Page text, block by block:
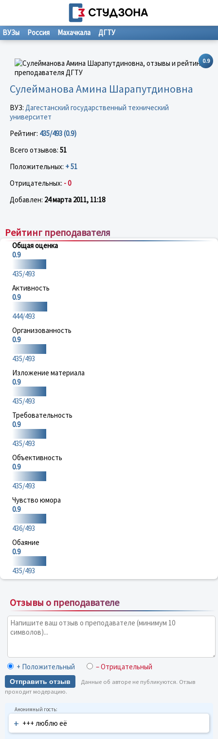
ВУЗы Россия Махачкала ДГТУ
0.9
Сулейманова Амина Шарапутдиновна
ВУЗ: Дагестанский государственный технический
университет
Рейтинг: 435/493 (0.9)
Всего отзывов: 51
Положительных: + 51
Отрицательных: - 0
Добавлен: 24 марта 2011, 11:18
Рейтинг преподавателя
Общая оценка
0.9
435/493
Активность
0.9
444/493
Организованность
0.9
435/493
Изложение материала
0.9
435/493
Требовательность
0.9
435/493
Объективность
0.9
435/493
Чувство юмора
0.9
436/493
Обаяние
0.9
435/493
Отзывы о преподавателе
+ Положительный – Отрицательный
Отправить отзыв
Данные об авторе не публикуются. Отзыв
проходит модерацию.
+ +++ люблю её